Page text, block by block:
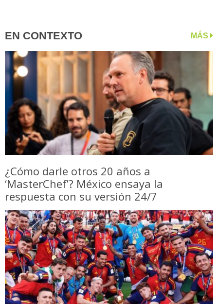
EN CONTEXTO MÁS
¿Cómo darle otros 20 años a
‘MasterChef’? México ensaya la
respuesta con su versión 24/7